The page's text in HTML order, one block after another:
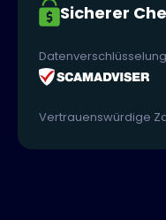
Sicherer
Vertrauenswürdige